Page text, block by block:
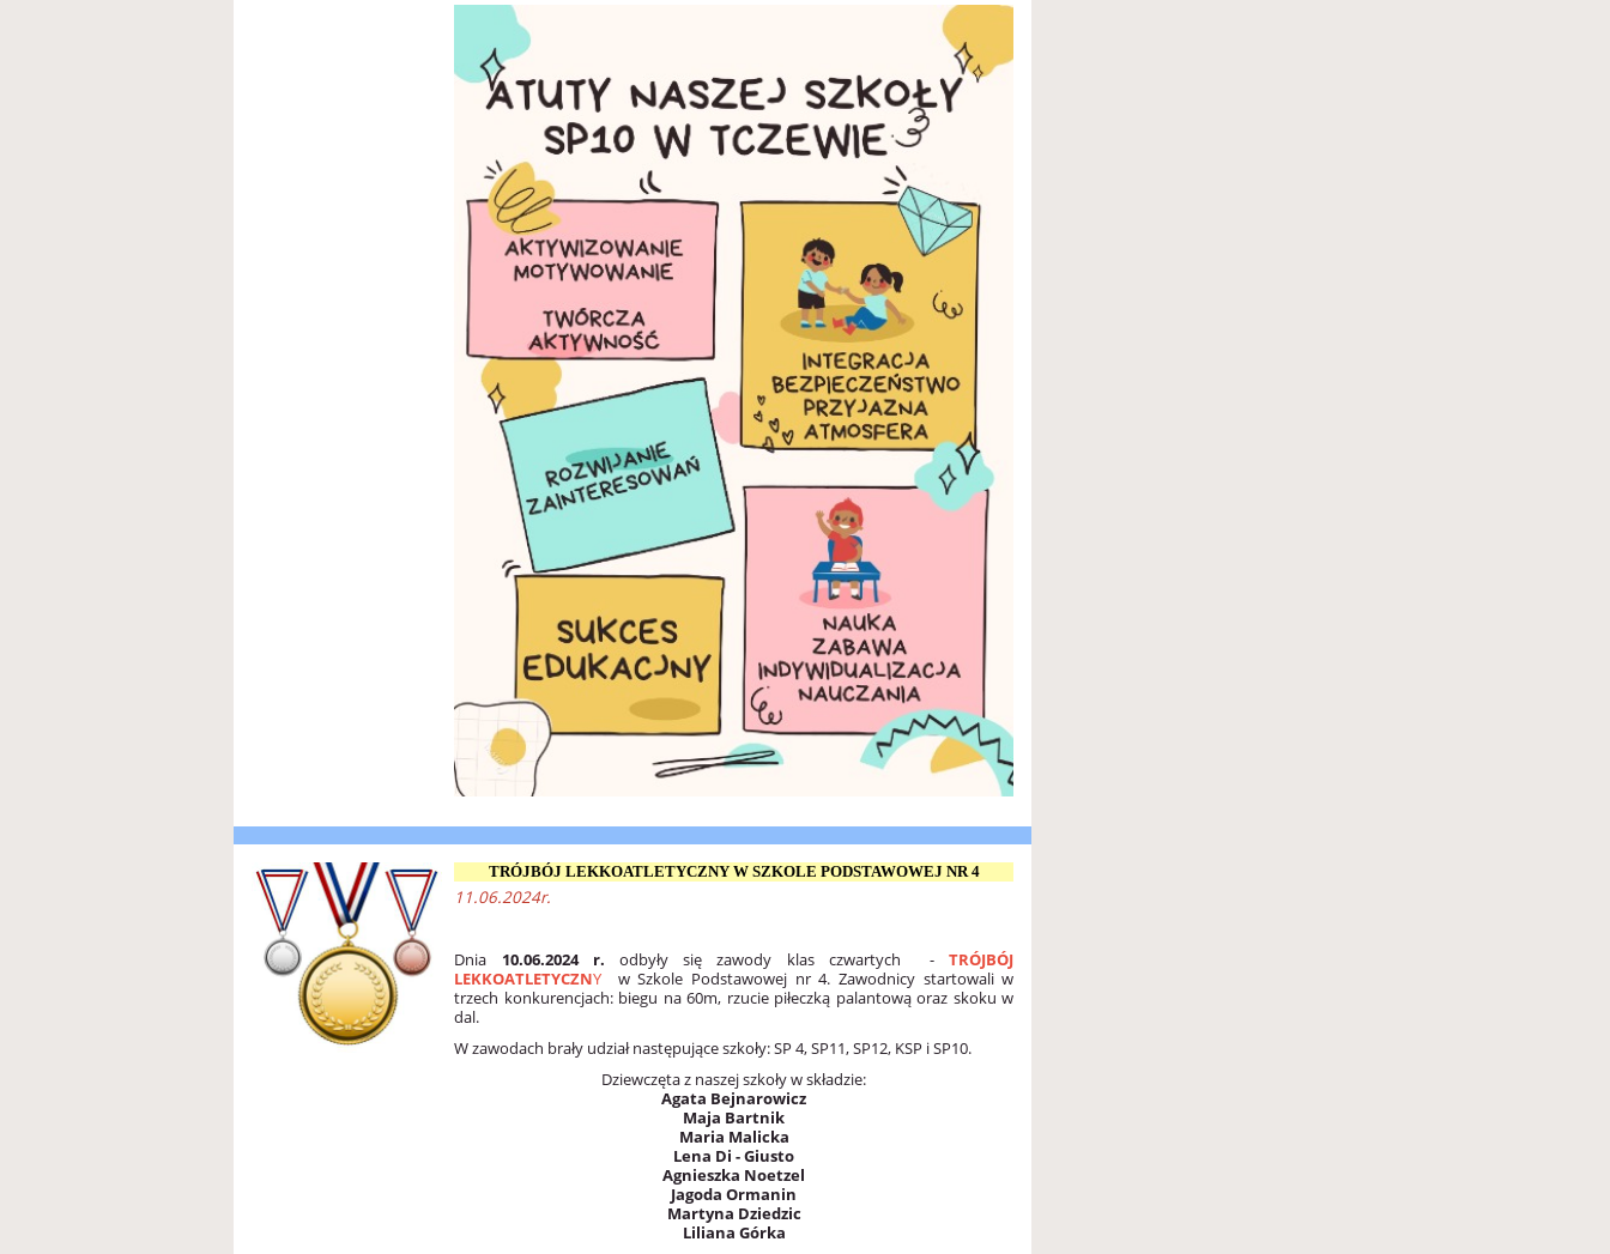
TRÓJBÓJ LEKKOATLETYCZNY W SZKOLE PODSTAWOWEJ NR 4
11.06.2024r.
Dnia 10.06.2024 r. odbyły się zawody klas czwartych -TRÓJBÓJ
LEKKOATLETYCZNY w Szkole Podstawowej nr 4. Zawodnicy startowali w
trzech konkurencjach: biegu na 60m, rzucie piłeczką palantową oraz skoku w
dal.
W zawodach brały udział następujące szkoły: SP 4, SP11, SP12, KSP i SP10.
Dziewczęta z naszej szkoły w składzie:
Agata Bejnarowicz
Maja Bartnik
Maria Malicka
Lena Di - Giusto
Agnieszka Noetzel
Jagoda Ormanin
Martyna Dziedzic
Liliana Górka